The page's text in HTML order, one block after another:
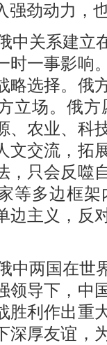
强劲动力，
中关系建立
时一事影响
略选择。俄
立场。俄
、农业、科
文交流，拓
，只会反噬
等多边框
边主义，反
中两国在世
领导下，中
胜利作出重
深厚友谊，